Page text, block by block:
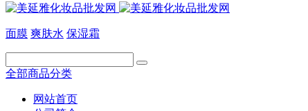
面膜 爽肤水 保湿霜
全部商品分类
网站首页